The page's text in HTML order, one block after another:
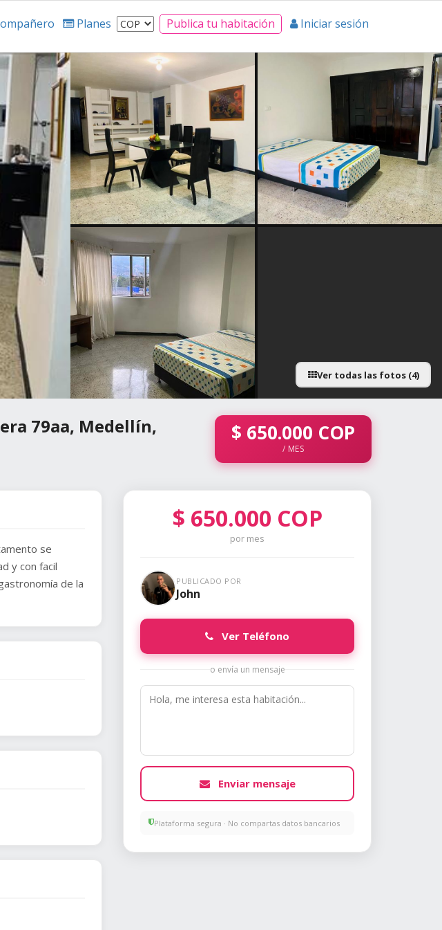
Planes Publica tu habitación Iniciar sesión
Ver todas las fotos (4)
79aa, Medellín,
$ 650.000 COP
/ MES
se
y con facil
de la
$ 650.000 COP
por mes
PUBLICADO POR
John
Ver Teléfono
o envía un mensaje
Enviar mensaje
Plataforma segura · No compartas datos bancarios